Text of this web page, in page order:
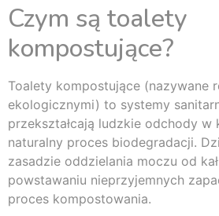
Czym są toalety
kompostujące?
Toalety kompostujące (nazywane
ekologicznymi) to systemy
przekształcają ludzkie odchody
naturalny proces biodegradacji.
zasadzie oddzielania moczu od
powstawaniu nieprzyjemnych
proces kompostowania.